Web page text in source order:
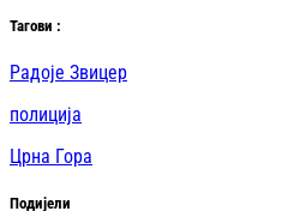
Тагови :
Радоје Звицер
полиција
Црна Гора
Подијели